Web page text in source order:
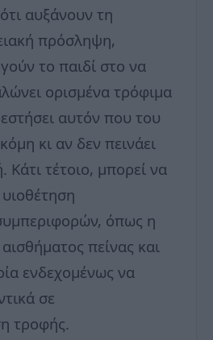
αυξάνουν τη
πρόσληψη,
το παιδί στο να
ορισμένα τρόφιμα
αυτόν που του
κι αν δεν πεινάει
Κάτι τέτοιο, μπορεί να
όπως η
πείνας και
ενδεχομένως να
σε
τροφής.